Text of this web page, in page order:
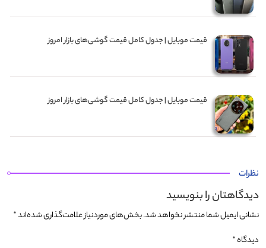
قیمت موبایل‌ | جدول کامل قیمت گوشی‌های بازار امروز
قیمت موبایل‌ | جدول کامل قیمت گوشی‌های بازار امروز
نظرات
دیدگاهتان را بنویسید
نشانی ایمیل شما منتشر نخواهد شد.بخش‌های موردنیاز علامت‌گذاری شده‌اند*
دیدگاه*